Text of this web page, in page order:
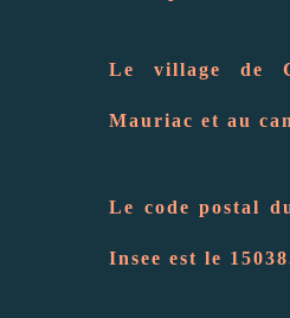
Le village de
Mauriac et au
Le code postal
Insee est le